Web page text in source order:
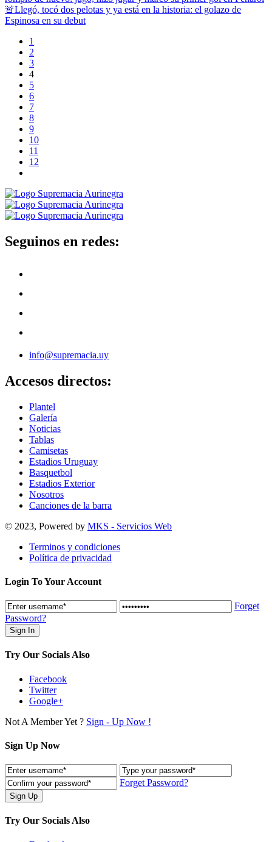
🚨Llegó, tocó dos pelotas y ya está en la historia: el golazo de
Espinosa en su debut
1
2
3
4
5
6
7
8
9
10
11
12
Seguinos en redes:
info@supremacia.uy
Accesos directos:
Plantel
Galería
Noticias
Tablas
Camisetas
Estadios Uruguay
Basquetbol
Estadios Exterior
Nosotros
Canciones de la barra
© 2023, Powered by MKS - Servicios Web
Terminos y condiciones
Política de privacidad
Login To Your Account
Forget
Password?
Try Our Socials Also
Facebook
Twitter
Google+
Not A Member Yet ? Sign - Up Now !
Sign Up Now
Forget Password?
Try Our Socials Also